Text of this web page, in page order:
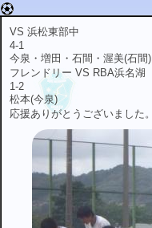
VS 浜松東部中
4-1
今泉・増田・石間・渥美(石間)
フレンドリー VS RBA浜名湖
1-2
松本(今泉)
応援ありがとうございました。